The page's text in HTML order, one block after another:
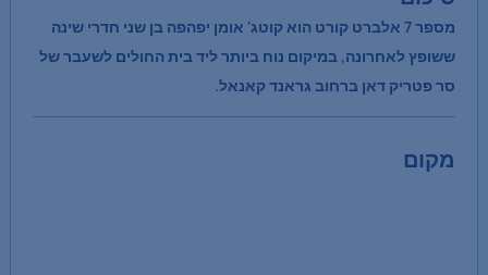
מספר 7 אלברט קורט הוא קוטג' אומן יפהפה בן שני חדרי שינה
ששופץ לאחרונה, במיקום נוח ביותר ליד בית החולים לשעבר של
סר פטריק דאן ברחוב גראנד קאנאל.
מקום